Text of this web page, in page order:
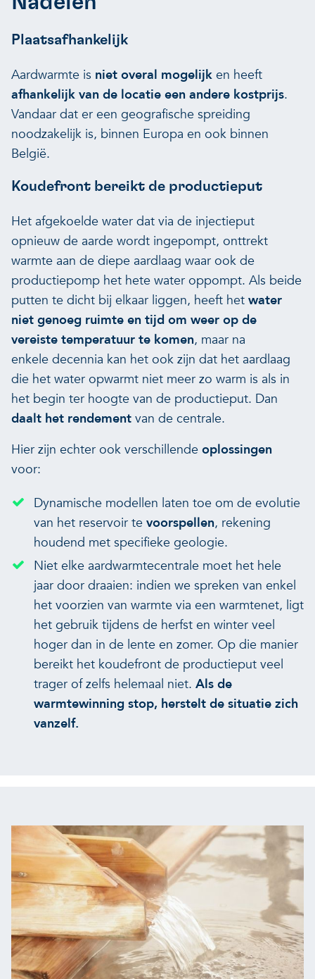
Plaatsafhankelijk
Aardwarmte is niet overal mogelijk en heeft
afhankelijk van de locatie een andere kostprijs.
Vandaar dat er een geografische spreiding
noodzakelijk is, binnen Europa en ook binnen
België.
Koudefront bereikt de productieput
Het afgekoelde water dat via de injectieput
opnieuw de aarde wordt ingepompt, onttrekt
warmte aan de diepe aardlaag waar ook de
productiepomp het hete water oppompt. Als beide
putten te dicht bij elkaar liggen, heeft het water
niet genoeg ruimte en tijd om weer op de
vereiste temperatuur te komen, maar na
enkele decennia kan het ook zijn dat het aardlaag
die het water opwarmt niet meer zo warm is als in
het begin ter hoogte van de productieput. Dan
daalt het rendement van de centrale.
Hier zijn echter ook verschillende oplossingen
voor:
Dynamische modellen laten toe om de evolutie
van het reservoir te voorspellen, rekening
houdend met specifieke geologie.
Niet elke aardwarmtecentrale moet het hele
jaar door draaien: indien we spreken van enkel
het voorzien van warmte via een warmtenet, ligt
het gebruik tijdens de herfst en winter veel
hoger dan in de lente en zomer. Op die manier
bereikt het koudefront de productieput veel
trager of zelfs helemaal niet. Als de
warmtewinning stop, herstelt de situatie zich
vanzelf.